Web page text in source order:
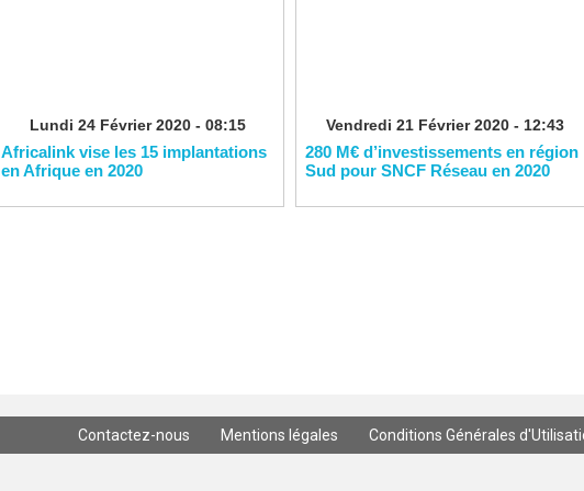
Lundi 24 Février 2020 - 08:15
Africalink vise les 15 implantations
en Afrique en 2020
Vendredi 21 Février 2020 - 12:43
280 M€ d’investissements en région
Sud pour SNCF Réseau en 2020
Contactez-nous Mentions légales Conditions Générales